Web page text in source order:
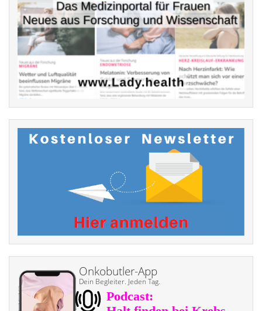
Onkobutler-App
Dein Begleiter. Jeden Tag.